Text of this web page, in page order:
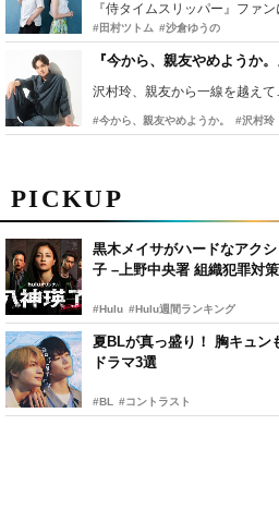
PICKUP
黒木メイサがハードなアク
子 –上野中央署 組織犯罪対策
#Hulu #Hulu週間ランキング
夏BLが真っ盛り！ 胸キュン
ドラマ3選
#BL #コントラスト
#田村ツトム #沙倉ゆうの
『今から、親友やめようか
沢村玲、親友から一線を越え
#今から、親友やめようか。 #沢村玲